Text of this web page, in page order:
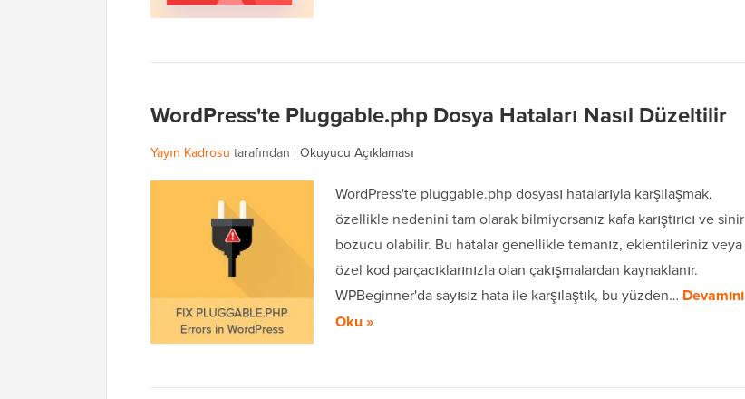
WordPress'te Pluggable.php Dosya Hataları Nasıl Düzeltilir
Yayın Kadrosu tarafından | Okuyucu Açıklaması
WordPress'te pluggable.php dosyası hatalarıyla karşılaşmak,
özellikle nedenini tam olarak bilmiyorsanız kafa karıştırıcı ve sinir
bozucu olabilir. Bu hatalar genellikle temanız, eklentileriniz veya
özel kod parçacıklarınızla olan çakışmalardan kaynaklanır.
WPBeginner'da sayısız hata ile karşılaştık, bu yüzden… Devamını
Oku »